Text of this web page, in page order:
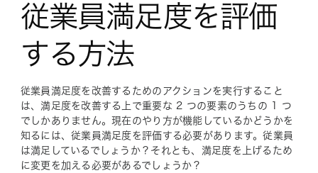
従業員満足度を評価
する方法
従業員満足度を改善するためのアクションを実行すること
は、満足度を改善する上で重要な 2 つの要素のうちの 1 つ
でしかありません。現在のやり方が機能しているかどうかを
知るには、従業員満足度を評価する必要があります。従業員
は満足しているでしょうか？それとも、満足度を上げるため
に変更を加える必要があるでしょうか？